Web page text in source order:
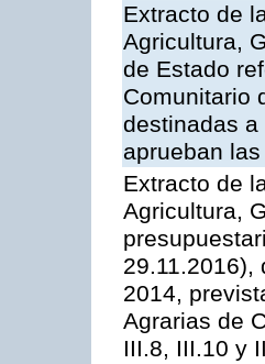
Extracto de
Agricultura,
de Estado
Comunitario
destinadas
aprueban
Extracto de
Agricultura,
29.11.2016),
2014,
Agrarias de
III.8, III.10 y